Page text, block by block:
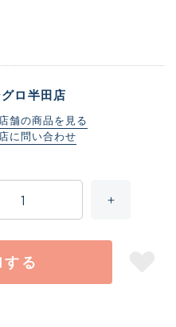
ロ半田店
舗の商品を見る
に問い合わせ
する